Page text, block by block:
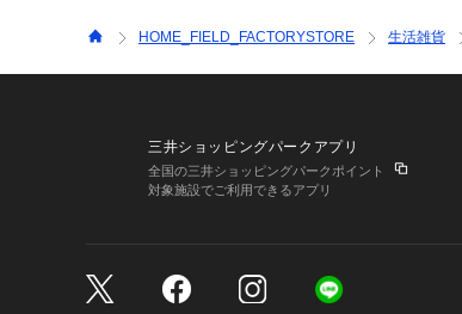
HOME_FIELD_FACTORYSTORE 生活雑貨
三井ショッピングパークアプリ
全国の三井ショッピングパークポイント
対象施設でご利用できるアプリ